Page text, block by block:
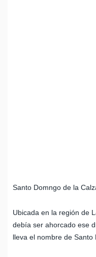
Santo Domngo de la
Ubicada en la región de
debía ser ahorcado ese
lleva el nombre de